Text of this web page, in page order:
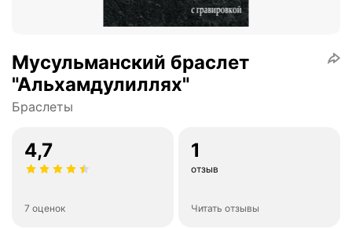
Мусульманский браслет
"Альхамдулиллях"
Браслеты
4,7
7 оценок
1
отзыв
Читать отзывы